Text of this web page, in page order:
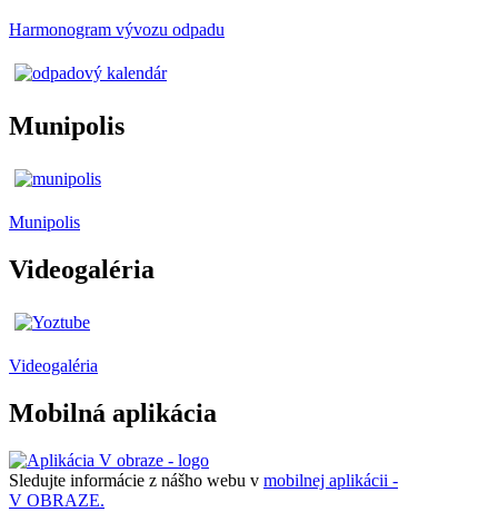
Harmonogram vývozu odpadu
Munipolis
Munipolis
Videogaléria
Videogaléria
Mobilná aplikácia
Sledujte informácie z nášho webu v mobilnej aplikácii -
V OBRAZE.